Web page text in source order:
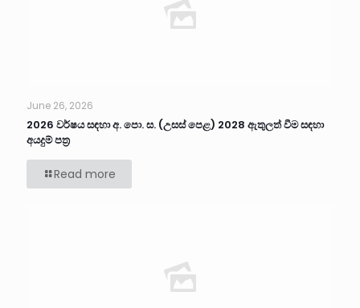
June 26, 2026
2026 වර්ෂය සඳහා අ. පො. ස. (උසස් පෙළ) 2028 ඇතුලත් වීම සඳහා
අයදුම් පත්‍ර
Read more